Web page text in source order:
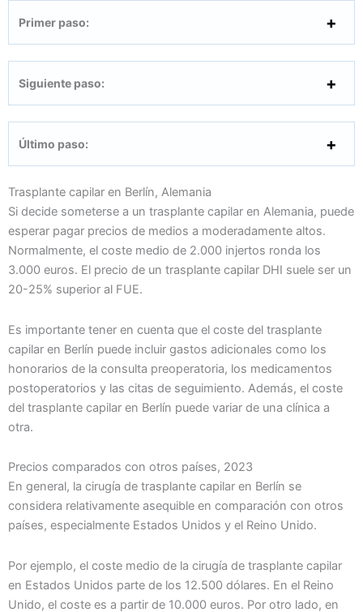
Primer paso:
Siguiente paso:
Último paso:
Trasplante capilar en Berlín, Alemania
Si decide someterse a un trasplante capilar en Alemania, puede
esperar pagar precios de medios a moderadamente altos.
Normalmente, el coste medio de 2.000 injertos ronda los
3.000 euros. El precio de un trasplante capilar DHI suele ser un
20-25% superior al FUE.
Es importante tener en cuenta que el coste del trasplante
capilar en Berlín puede incluir gastos adicionales como los
honorarios de la consulta preoperatoria, los medicamentos
postoperatorios y las citas de seguimiento. Además, el coste
del trasplante capilar en Berlín puede variar de una clínica a
otra.
Precios comparados con otros países, 2023
En general, la cirugía de trasplante capilar en Berlín se
considera relativamente asequible en comparación con otros
países, especialmente Estados Unidos y el Reino Unido.
Por ejemplo, el coste medio de la cirugía de trasplante capilar
en Estados Unidos parte de los 12.500 dólares. En el Reino
Unido, el coste es a partir de 10.000 euros. Por otro lado, en